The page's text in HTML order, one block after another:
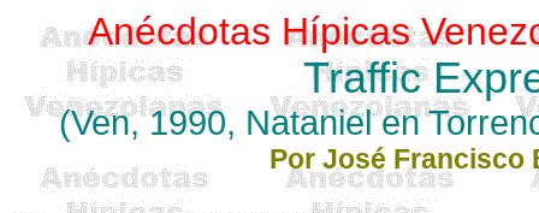
Anécdotas Hípicas
Traffic
(Ven, 1990, Nataniel en
Por José Francisco